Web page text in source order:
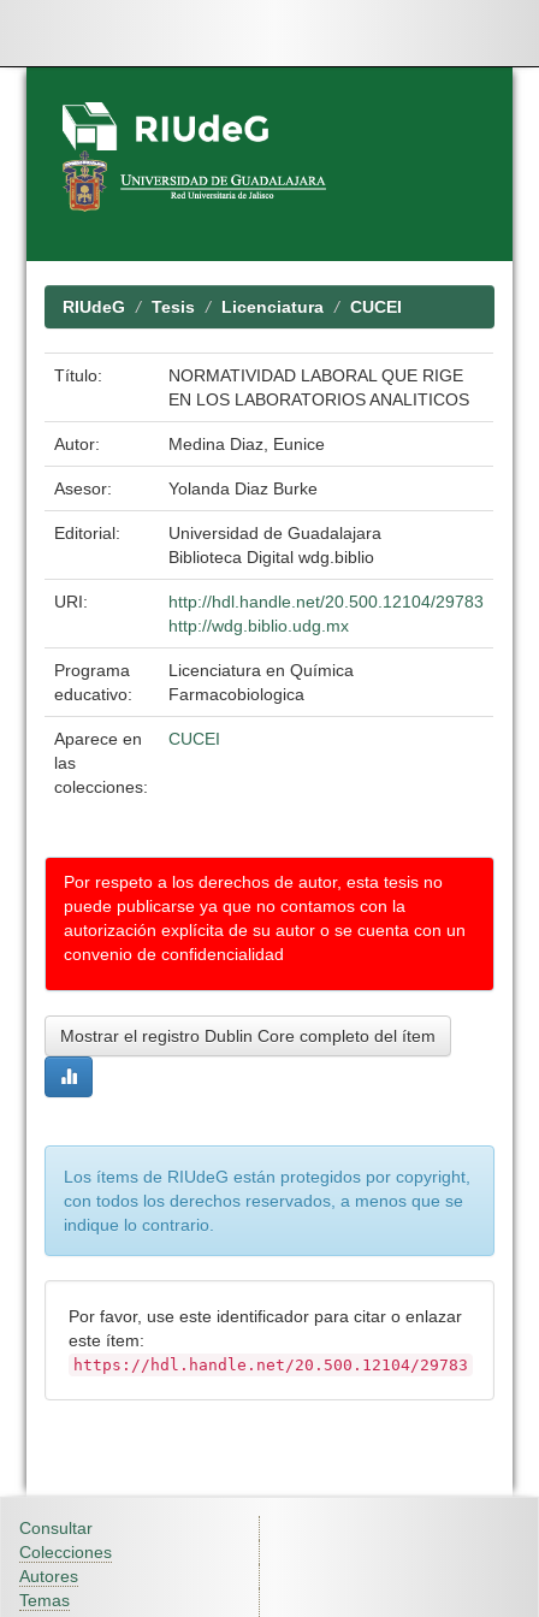
Skip
navigation
RIUdeG Tesis Licenciatura CUCEI
Título:
NORMATIVIDAD LABORAL QUE RIGE
EN LOS LABORATORIOS ANALITICOS
Autor: Medina Diaz, Eunice
Asesor: Yolanda Diaz Burke
Editorial:
Universidad de Guadalajara
Biblioteca Digital wdg.biblio
URI:
http://hdl.handle.net/20.500.12104/29783
http://wdg.biblio.udg.mx
Programa
educativo:
Licenciatura en Química
Farmacobiologica
Aparece en
las
colecciones:
CUCEI
Por respeto a los derechos de autor, esta tesis no
puede publicarse ya que no contamos con la
autorización explícita de su autor o se cuenta con un
convenio de confidencialidad
Mostrar el registro Dublin Core completo del ítem
Los ítems de RIUdeG están protegidos por copyright,
con todos los derechos reservados, a menos que se
indique lo contrario.
Por favor, use este identificador para citar o enlazar
este ítem:
https://hdl.handle.net/20.500.12104/29783
Consultar
Colecciones
Autores
Temas